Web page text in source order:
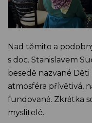
Nad těmito a
s doc. Stanislavem
besedě nazvané
atmosféra přívětivá,
fundovaná. Zkrátka
myslitelé.